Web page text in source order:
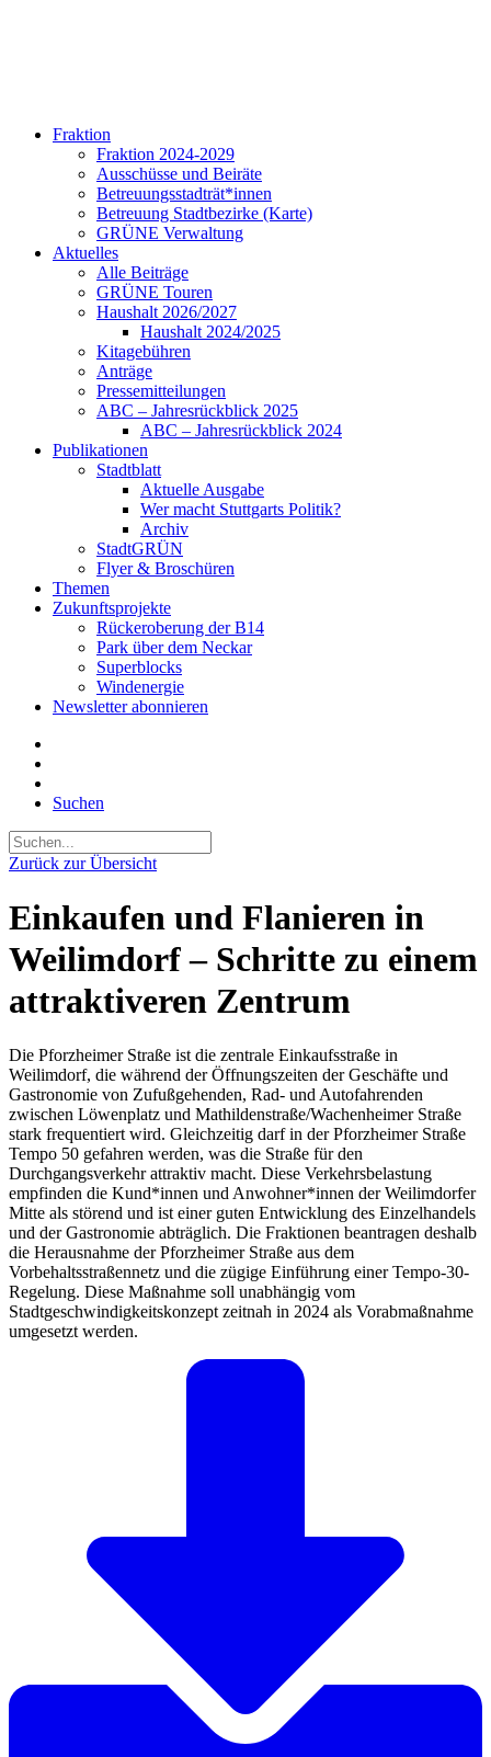
Fraktion
Fraktion 2024-2029
Ausschüsse und Beiräte
Betreuungsstadträt*innen
Betreuung Stadtbezirke (Karte)
GRÜNE Verwaltung
Aktuelles
Alle Beiträge
GRÜNE Touren
Haushalt 2026/2027
Haushalt 2024/2025
Kitagebühren
Anträge
Pressemitteilungen
ABC – Jahresrückblick 2025
ABC – Jahresrückblick 2024
Publikationen
Stadtblatt
Aktuelle Ausgabe
Wer macht Stuttgarts Politik?
Archiv
StadtGRÜN
Flyer & Broschüren
Themen
Zukunftsprojekte
Rückeroberung der B14
Park über dem Neckar
Superblocks
Windenergie
Newsletter abonnieren
Suchen
Zurück zur Übersicht
Einkaufen und Flanieren in
Weilimdorf – Schritte zu einem
attraktiveren Zentrum
Die Pforzheimer Straße ist die zentrale Einkaufsstraße in
Weilimdorf, die während der Öffnungszeiten der Geschäfte und
Gastronomie von Zufußgehenden, Rad- und Autofahrenden
zwischen Löwenplatz und Mathildenstraße/Wachenheimer Straße
stark frequentiert wird. Gleichzeitig darf in der Pforzheimer Straße
Tempo 50 gefahren werden, was die Straße für den
Durchgangsverkehr attraktiv macht. Diese Verkehrsbelastung
empfinden die Kund*innen und Anwohner*innen der Weilimdorfer
Mitte als störend und ist einer guten Entwicklung des Einzelhandels
und der Gastronomie abträglich. Die Fraktionen beantragen deshalb
die Herausnahme der Pforzheimer Straße aus dem
Vorbehaltsstraßennetz und die zügige Einführung einer Tempo-30-
Regelung. Diese Maßnahme soll unabhängig vom
Stadtgeschwindigkeitskonzept zeitnah in 2024 als Vorabmaßnahme
umgesetzt werden.